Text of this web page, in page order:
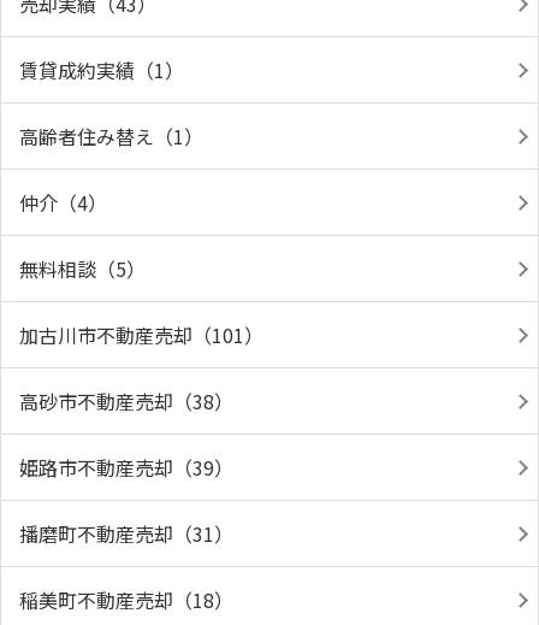
賃貸成約実績（1）
高齢者住み替え（1）
仲介（4）
無料相談（5）
加古川市不動産売却（101）
高砂市不動産売却（38）
姫路市不動産売却（39）
播磨町不動産売却（31）
稲美町不動産売却（18）